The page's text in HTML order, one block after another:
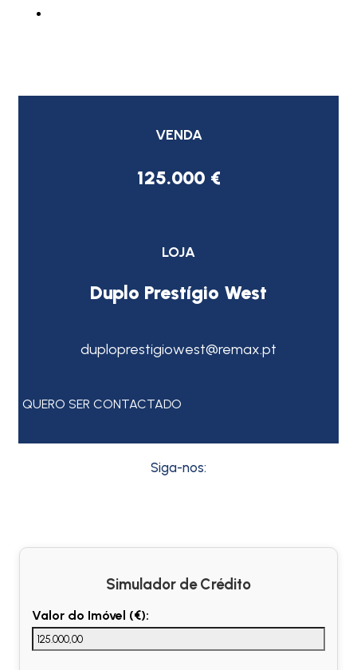
VENDA
125.000 €
LOJA
Duplo Prestígio West
duploprestigiowest@remax.pt
QUERO SER CONTACTADO
Siga-nos:
Simulador de Crédito
Valor do Imóvel (€):